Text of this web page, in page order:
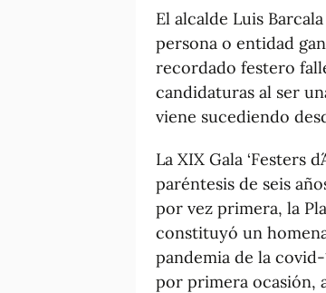
El alcalde Luis
persona o entidad
recordado festero
candidaturas al ser
viene sucediendo
La XIX Gala ‘Festers
paréntesis de seis
por vez primera, la
constituyó un
pandemia de la
por primera ocasión,